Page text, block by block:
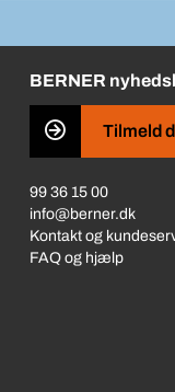
BERNER
Tilmeld
99 36 15 00
info@berner.dk
Kontakt og
FAQ og hjælp